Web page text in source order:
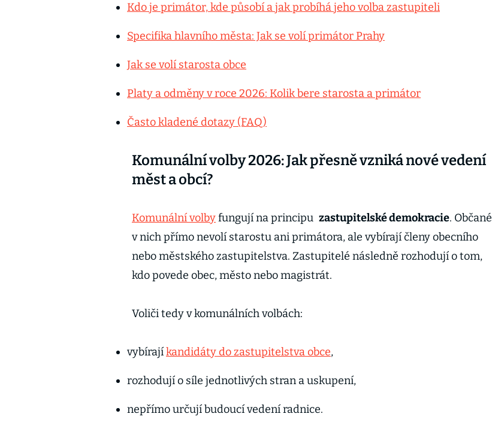
Kdo je primátor, kde působí a jak probíhá jeho volba zastupiteli
Specifika hlavního města: Jak se volí primátor Prahy
Jak se volí starosta obce
Platy a odměny v roce 2026: Kolik bere starosta a primátor
Často kladené dotazy (FAQ)
Komunální volby 2026: Jak přesně vzniká nové vedení
měst a obcí?
Komunální volbyfungují na principu zastupitelské demokracie. Občané
v nich přímo nevolí starostu ani primátora, ale vybírají členy obecního
nebo městského zastupitelstva. Zastupitelé následně rozhodují o tom,
kdo povede obec, město nebo magistrát.
Voliči tedy v komunálních volbách:
vybírajíkandidáty do zastupitelstva obce,
rozhodují o síle jednotlivých stran a uskupení,
nepřímo určují budoucí vedení radnice.